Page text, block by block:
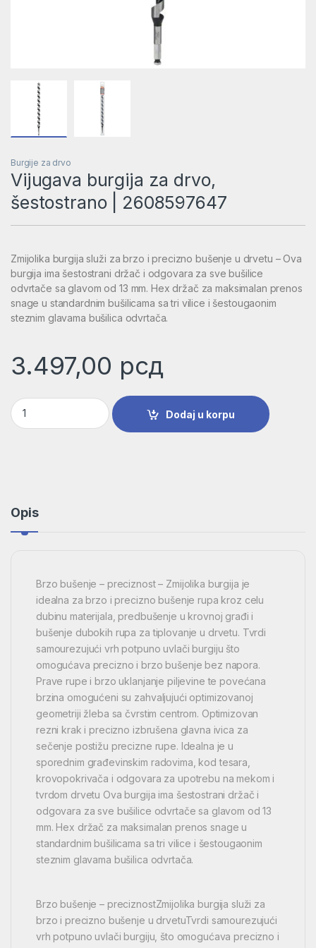
Burgije za drvo
Vijugava burgija za drvo,
šestostrano | 2608597647
Zmijolika burgija služi za brzo i precizno bušenje u drvetu – Ova
burgija ima šestostrani držač i odgovara za sve bušilice
odvrtače sa glavom od 13 mm. Hex držač za maksimalan prenos
snage u standardnim bušilicama sa tri vilice i šestougaonim
steznim glavama bušilica odvrtača.
3.497,00 рсд
Vijugava burgija za drvo, šestostrano | 2608597647 količina
Dodaj u korpu
Opis
Brzo bušenje – preciznost – Zmijolika burgija je
idealna za brzo i precizno bušenje rupa kroz celu
dubinu materijala, predbušenje u krovnoj građi i
bušenje dubokih rupa za tiplovanje u drvetu. Tvrdi
samourezujući vrh potpuno uvlači burgiju što
omogućava precizno i brzo bušenje bez napora.
Prave rupe i brzo uklanjanje piljevine te povećana
brzina omogućeni su zahvaljujući optimizovanoj
geometriji žleba sa čvrstim centrom. Optimizovan
rezni krak i precizno izbrušena glavna ivica za
sečenje postižu precizne rupe. Idealna je u
sporednim građevinskim radovima, kod tesara,
krovopokrivača i odgovara za upotrebu na mekom i
tvrdom drvetu Ova burgija ima šestostrani držač i
odgovara za sve bušilice odvrtače sa glavom od 13
mm. Hex držač za maksimalan prenos snage u
standardnim bušilicama sa tri vilice i šestougaonim
steznim glavama bušilica odvrtača.
Brzo bušenje – preciznostZmijolika burgija služi za
brzo i precizno bušenje u drvetuTvrdi samourezujući
vrh potpuno uvlači burgiju, što omogućava precizno i